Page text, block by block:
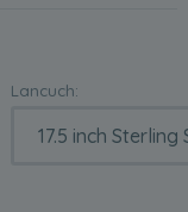
Lancuch: